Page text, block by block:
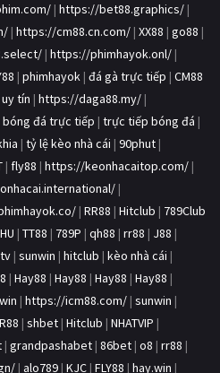
| https://bet88.graphics/ |
| https://cm88.cn.com/ | XX88 | go88 |
| https://phimhayok.onl/ |
| phimhayok | đá gà trực tiếp | CM88
tín | https://daga88.my/ |
bóng đá trực tiếp | trực tiếp bóng đá |
| tỷ lệ kèo nhà cái | 90phut |
| fly88 | https://keonhacaitop.com/ |
|
| RR88 | Hitclub | 789Club
| TT88 | 789P | qh88 | rr88 | J88 |
| sunwin | hitclub | kèo nhà cái |
| Hay88 | Hay88 | Hay88 | Hay88 |
| https://icm88.com/ | sunwin |
| shbet | Hitclub | NHATVIP |
| grandpashabet | 86bet | o8 | rr88 |
| alo789 | KJC | FLY88 | hay.win |